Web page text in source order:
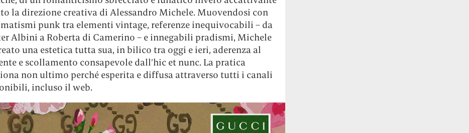
la direzione creativa di Alessandro Michele. Muovendosi con
punk tra elementi vintage, referenze inequivocabili – da
Albini a Roberta di Camerino – e innegabili pradismi, Michele
una estetica tutta sua, in bilico tra oggi e ieri, aderenza al
e scollamento consapevole dall’hic et nunc. La pratica
non ultimo perché esperita e diffusa attraverso tutti i canali
incluso il web.